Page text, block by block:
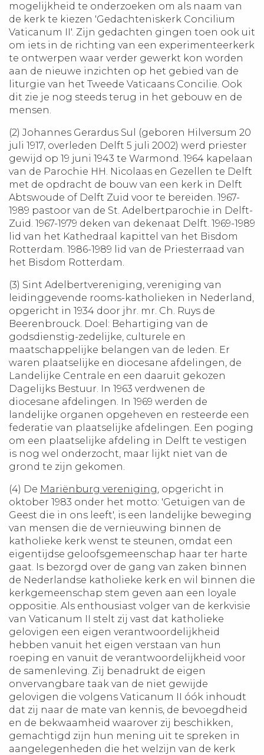
mogelijkheid te onderzoeken om als naam van
de kerk te kiezen 'Gedachteniskerk Concilium
Vaticanum II'. Zijn gedachten gingen toen ook uit
om iets in de richting van een experimenteerkerk
te ontwerpen waar verder gewerkt kon worden
aan de nieuwe inzichten op het gebied van de
liturgie van het Tweede Vaticaans Concilie. Ook
dit zie je nog steeds terug in het gebouw en de
mensen.
(2) Johannes Gerardus Sul (geboren Hilversum 20
juli 1917, overleden Delft 5 juli 2002) werd priester
gewijd op 19 juni 1943 te Warmond. 1964 kapelaan
van de Parochie HH. Nicolaas en Gezellen te Delft
met de opdracht de bouw van een kerk in Delft
Abtswoude of Delft Zuid voor te bereiden. 1967-
1989 pastoor van de St. Adelbertparochie in Delft-
Zuid. 1967-1979 deken van dekenaat Delft. 1969-1989
lid van het Kathedraal kapittel van het Bisdom
Rotterdam. 1986-1989 lid van de Priesterraad van
het Bisdom Rotterdam.
(3) Sint Adelbertvereniging, vereniging van
leidinggevende rooms-katholieken in Nederland,
opgericht in 1934 door jhr. mr. Ch. Ruys de
Beerenbrouck. Doel: Behartiging van de
godsdienstig-zedelijke, culturele en
maatschappelijke belangen van de leden. Er
waren plaatselijke en diocesane afdelingen, de
Landelijke Centrale en een daaruit gekozen
Dagelijks Bestuur. In 1963 verdwenen de
diocesane afdelingen. In 1969 werden de
landelijke organen opgeheven en resteerde een
federatie van plaatselijke afdelingen. Een poging
om een plaatselijke afdeling in Delft te vestigen
is nog wel onderzocht, maar lijkt niet van de
grond te zijn gekomen.
(4) De Mariënburg vereniging, opgericht in
oktober 1983 onder het motto: 'Getuigen van de
Geest die in ons leeft', is een landelijke beweging
van mensen die de vernieuwing binnen de
katholieke kerk wenst te steunen, omdat een
eigentijdse geloofsgemeenschap haar ter harte
gaat. Is bezorgd over de gang van zaken binnen
de Nederlandse katholieke kerk en wil binnen die
kerkgemeenschap stem geven aan een loyale
oppositie. Als enthousiast volger van de kerkvisie
van Vaticanum II stelt zij vast dat katholieke
gelovigen een eigen verantwoordelijkheid
hebben vanuit het eigen verstaan van hun
roeping en vanuit de verantwoordelijkheid voor
de samenleving. Zij benadrukt de eigen
onvervangbare taak van de niet gewijde
gelovigen die volgens Vaticanum II óók inhoudt
dat zij naar de mate van kennis, de bevoegdheid
en de bekwaamheid waarover zij beschikken,
gemachtigd zijn hun mening uit te spreken in
aangelegenheden die het welzijn van de kerk